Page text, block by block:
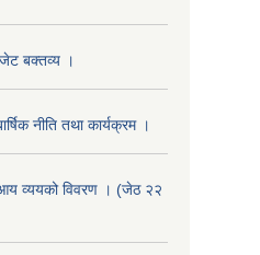
बक्तव्य ।
नीति तथा कार्यक्रम ।
व्ययको विवरण । (जेठ २२